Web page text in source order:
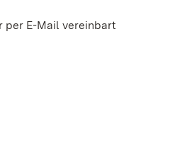
per E-Mail vereinbart